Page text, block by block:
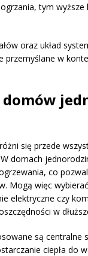
tym
oraz układ
w
się przede
domach
co
Mogą więc
elektryczne czy
w
są centralne
ciepła do